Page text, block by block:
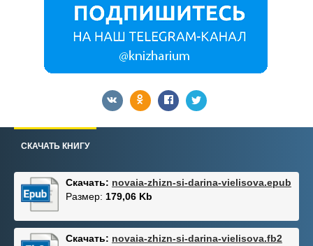
СКАЧАТЬ КНИГУ
Скачать: novaia-zhizn-si-darina-vielisova.epub
Размер: 179,06 Kb
Скачать: novaia-zhizn-si-darina-vielisova.fb2